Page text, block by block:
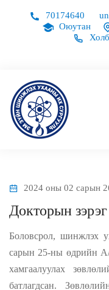
70174640
Оюутан
2024 оны 02 сарын
Докторын
Боловсрол, шинжлэх
сарын 25-ны өдрийн А/
хамгаалуулах
батлагдсан.